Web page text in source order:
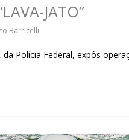
JATO”
Barricelli
da Polícia Federal, expôs